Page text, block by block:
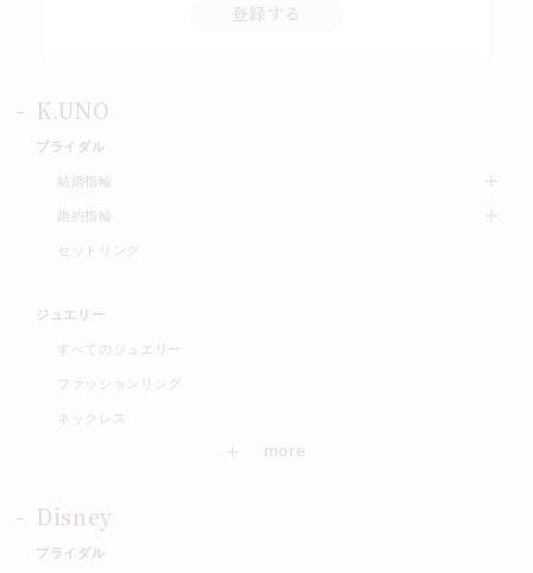
登録する
K.UNO
ブライダル
結婚指輪
婚約指輪
セットリング
ジュエリー
すべてのジュエリー
ファッションリング
ネックレス
Disney
ブライダル